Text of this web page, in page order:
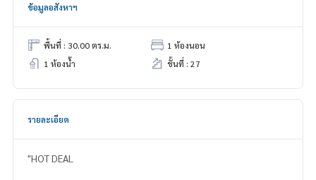
ข้อมูลอสังหาฯ
พื้นที่ : 30.00 ตร.ม.
1 ห้องนอน
1 ห้องน้ำ
ชั้นที่ : 27
รายละเอียด
"HOT DEAL